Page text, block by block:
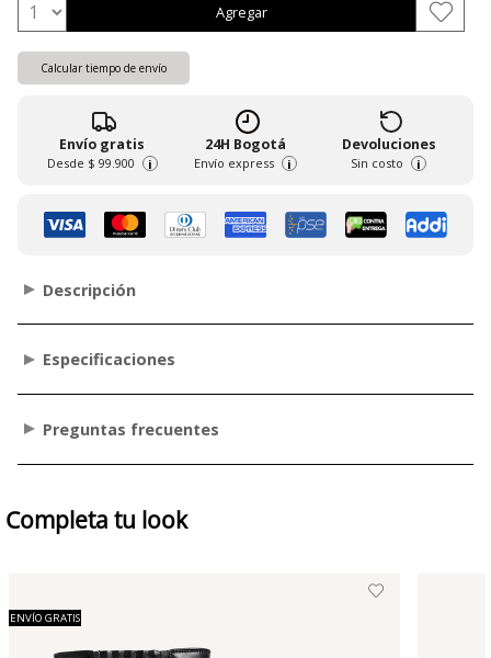
Agregar
Calcular tiempo de envío
Envío gratis
Desde $ 99.900 i
24H Bogotá
Envío express i
Devoluciones
Sin costo i
Descripción
Especificaciones
Preguntas frecuentes
ENVÍO GRATIS
Completa tu look